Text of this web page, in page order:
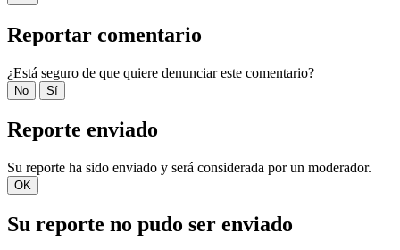
Reportar comentario
¿Está seguro de que quiere denunciar este comentario?
No Sí
Reporte enviado
Su reporte ha sido enviado y será considerada por un moderador.
OK
Su reporte no pudo ser enviado